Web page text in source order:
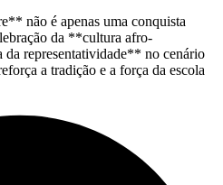
não é apenas uma conquista
da **cultura afro-
representatividade** no cenário
a tradição e a força da escola